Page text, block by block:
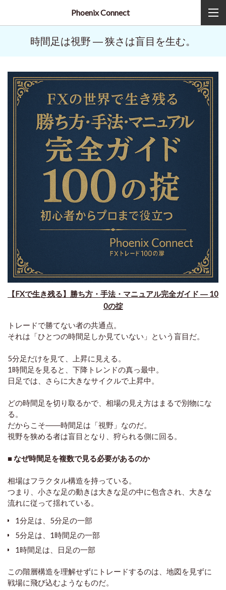
Phoenix Connect
時間足は視野 ― 狭さは盲目を生む。
【FXで生き残る】勝ち方・手法・マニュアル完全ガイド ― 10
0の掟
トレードで勝てない者の共通点。
それは「ひとつの時間足しか見ていない」という盲目だ。
5分足だけを見て、上昇に見える。
1時間足を見ると、下降トレンドの真っ最中。
日足では、さらに大きなサイクルで上昇中。
どの時間足を切り取るかで、相場の見え方はまるで別物にな
る。
だからこそ――時間足は「視野」なのだ。
視野を狭める者は盲目となり、狩られる側に回る。
■ なぜ時間足を複数で見る必要があるのか
相場はフラクタル構造を持っている。
つまり、小さな足の動きは大きな足の中に包含され、大きな
流れに従って揺れている。
1分足は、5分足の一部
5分足は、1時間足の一部
1時間足は、日足の一部
この階層構造を理解せずにトレードするのは、地図を見ずに
戦場に飛び込むようなものだ。